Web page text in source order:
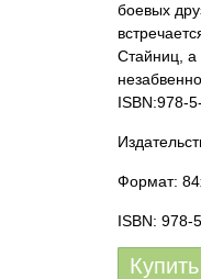
боевых
Стайниц, а
ISBN:978-
Формат:
ISBN: 978-